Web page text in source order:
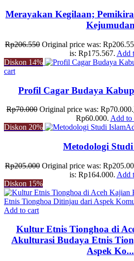
Merayakan Kegilaan;
Kejumudan
Rp206.550 Original price was:
is: Rp175.567. Add
Diskon 14%
cart
Profil Cagar Budaya
Rp70.000 Original price was: Rp70.000.
Rp60.000. Add to
Diskon 20%
Metodologi
Rp205.000 Original price was:
is: Rp164.000. Add
Diskon 15%
Add to cart
Kultur Etnis Tionghoa di
Akulturasi Budaya Etnis
Aspek Ko...